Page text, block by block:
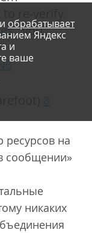
, you
на
сообщении»
никаких
обрабатывает
Яндекс
и
ваше